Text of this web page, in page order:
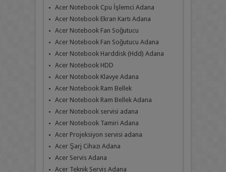
Acer Notebook Cpu İşlemci Adana
Acer Notebook Ekran Kartı Adana
Acer Notebook Fan Soğutucu
Acer Notebook Fan Soğutucu Adana
Acer Notebook Harddisk (Hdd) Adana
Acer Notebook HDD
Acer Notebook Klavye Adana
Acer Notebook Ram Bellek
Acer Notebook Ram Bellek Adana
Acer Notebook servisi adana
Acer Notebook Tamiri Adana
Acer Projeksiyon servisi adana
Acer Şarj Cihazı Adana
Acer Servis Adana
Acer Teknik Servis Adana